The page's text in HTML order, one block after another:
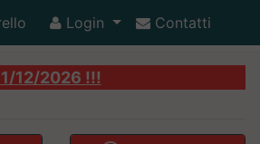
Login Contatti
12/2026 !!!